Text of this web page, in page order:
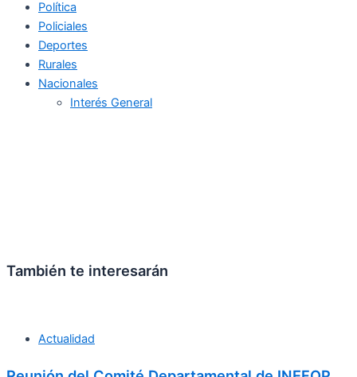
Política
Policiales
Deportes
Rurales
Nacionales
Interés General
También te interesarán
Actualidad